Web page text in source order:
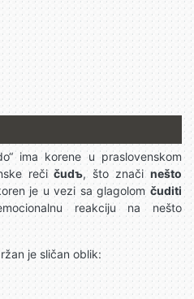
ima korene u praslovenskom
rečičudъ, što znači nešto
je u vezi sa glagolomčuditi
reakciju na nešto
je sličan oblik: